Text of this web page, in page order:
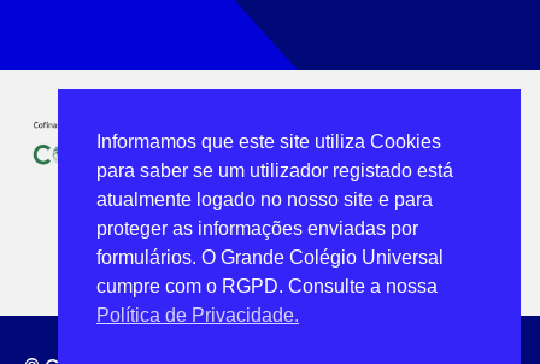
Informamos que este site utiliza Cookies
para saber se um utilizador registado está
atualmente logado no nosso site e para
proteger as informações enviadas por
formulários. O Grande Colégio Universal
cumpre com o RGPD. Consulte a nossa
Política de Privacidade.